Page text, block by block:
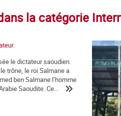
la catégorie
le dictateur saoudien.
trône, le roi Salmane a
ben Salmane l’homme
Saoudite. Ce...